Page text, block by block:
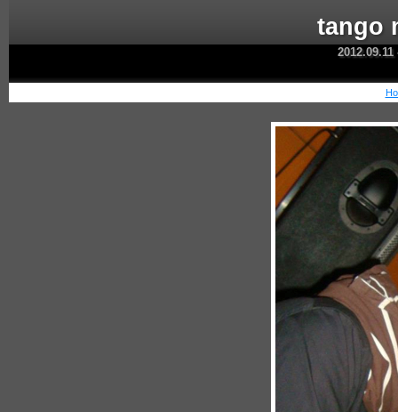
tango